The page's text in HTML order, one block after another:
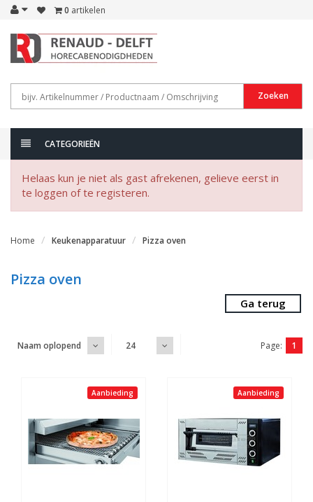
0 artikelen
Zoeken
CATEGORIEËN
Helaas kun je niet als gast afrekenen, gelieve eerst in
te loggen of te registeren.
Home Keukenapparatuur Pizza oven
Pizza oven
Ga terug
Naam oplopend 24 Page: 1
Aanbieding Aanbieding